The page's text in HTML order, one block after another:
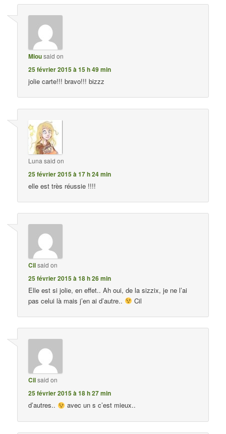
Miousaid on
25 février 2015 à 15 h 49 min
jolie carte!!! bravo!!! bizzz
Luna said on
25 février 2015 à 17 h 24 min
elle est très réussie !!!!
Cilsaid on
25 février 2015 à 18 h 26 min
Elle est si jolie, en effet.. Ah oui, de la sizzix, je ne l’ai
pas celui là mais j’en ai d’autre..
Cil
Cilsaid on
25 février 2015 à 18 h 27 min
d’autres.. avec un s c’est mieux..